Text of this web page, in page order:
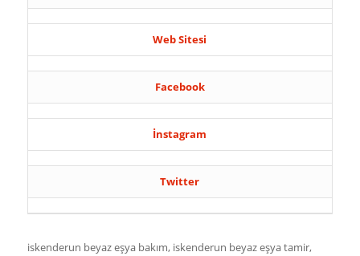
Web Sitesi
Facebook
İnstagram
Twitter
iskenderun beyaz eşya bakım, iskenderun beyaz eşya tamir,